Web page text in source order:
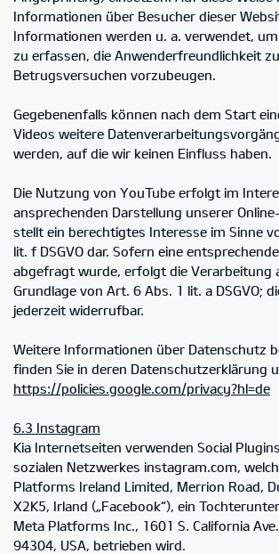
Informationen über Besucher dieser
Informationen werden u. a. verwendet,
zu erfassen, die Anwenderfreundlichkeit
Betrugsversuchen vorzubeugen.
Gegebenenfalls können nach dem Start
Videos weitere
werden, auf die wir keinen Einfluss haben.
Die Nutzung von YouTube erfolgt im
ansprechenden Darstellung unserer
stellt ein berechtigtes Interesse im Sinne
lit. f DSGVO dar. Sofern eine
abgefragt wurde, erfolgt die Verarbeitung
Grundlage von Art. 6 Abs. 1 lit. a DSGVO;
jederzeit widerrufbar.
Weitere Informationen über Datenschutz
finden Sie in deren Datenschutzerklärung
https://policies.google.com/privacy?hl=de
6.3 Instagram
Kia Internetseiten verwenden Social
sozialen Netzwerkes instagram.com,
Platforms Ireland Limited, Merrion Road,
X2K5, Irland („Facebook“), ein
Meta Platforms Inc., 1601 S. California
94304, USA, betrieben wird.